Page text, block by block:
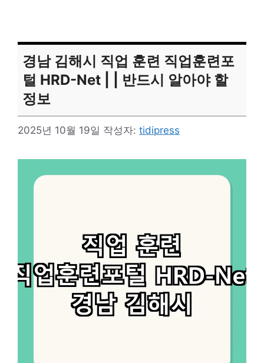
경남 김해시 직업 훈련 직업훈련포
털 HRD-Net | | 반드시 알아야 할
정보
2025년 10월 19일 작성자: tidipress